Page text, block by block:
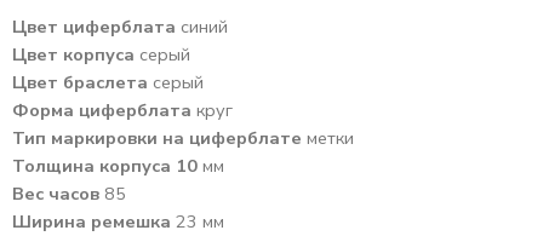
Цвет циферблата синий
Цвет корпуса серый
Цвет браслета серый
Форма циферблата круг
Тип маркировки на циферблате метки
Толщина корпуса 10 мм
Вес часов 85
Ширина ремешка 23 мм